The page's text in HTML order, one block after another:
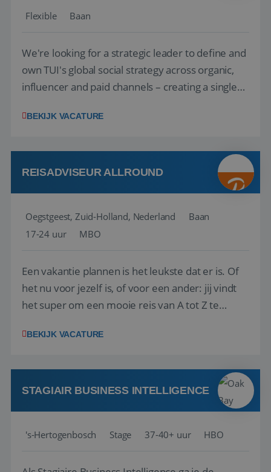
Flexible Baan
We're looking for a strategic leader to define and
own TUI's global social strategy across organic,
influencer and paid channels – creating a single
locally. The role will be published until 18 August
Attractive remuneration, discre...
BEKIJK VACATURE
REISADVISEUR ALLROUND
Oegstgeest, Zuid-Holland, Nederland
Baan
17-24 uur
MBO
Een vakantie plannen is het leukste dat er is. Of
het nu voor jezelf is, of voor een ander: jij vindt
het super om een mooie reis van A tot Z te
vakantiegangers de meest prachtige plekjes op
werken: of het nu gaat om vragen ...
BEKIJK VACATURE
STAGIAIR BUSINESS INTELLIGENCE
's-Hertogenbosch Stage 37-40+ uur HBO